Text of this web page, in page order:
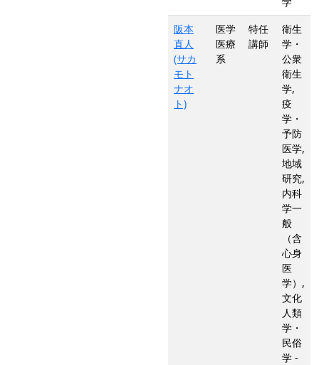
阪本
直人
(サカ
モト
ナオ
ト)
医学
医療
系
特任
講師
衛生
学・
公衆
衛生
学,
疫
学・
予防
医学,
地域
研究,
内科
学一
般
（含
心身
医
学）,
文化
人類
学・
民俗
学 -